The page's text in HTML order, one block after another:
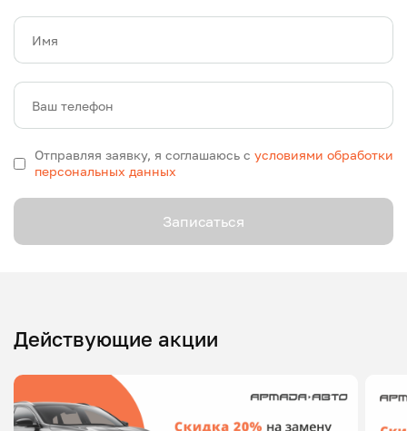
Имя
Ваш телефон
Отправляя заявку, я соглашаюсь с условиями обработки
персональных данных
Записаться
Действующие акции